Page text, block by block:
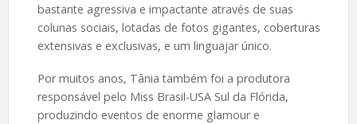
bastante agressiva e impactante através de suas
colunas sociais, lotadas de fotos gigantes, coberturas
extensivas e exclusivas, e um linguajar único.
Por muitos anos, Tânia também foi a produtora
responsável pelo Miss Brasil-USA Sul da Flórida,
produzindo eventos de enorme glamour e